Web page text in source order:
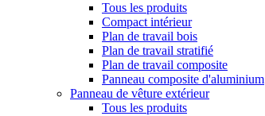
Tous les produits
Compact intérieur
Plan de travail bois
Plan de travail stratifié
Plan de travail composite
Panneau composite d'aluminium
Panneau de vêture extérieur
Tous les produits